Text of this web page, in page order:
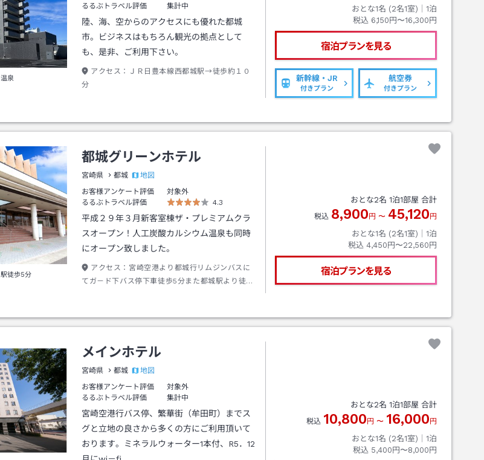
温泉
るるぶトラベル評価
集計中
陸、海、空からのアクセスにも優れた都城
市。ビジネスはもちろん観光の拠点として
も、是非、ご利用下さい。
アクセス：
ＪＲ日豊本線西都城駅→徒歩約１０
分
おとな1名 (2名1室)｜ 1泊
税込 6,150円〜16,300円
宿泊プランを見る
新幹線・JR
付きプラン
航空券
付きプラン
駅徒歩5分
都城グリーンホテル
宮崎県 都城
地図
お客様アンケート評価
対象外
るるぶトラベル評価
4.3
平成２９年３月新客室棟ザ・プレミアムクラ
スオープン！人工炭酸カルシウム温泉も同時
にオープン致しました。
アクセス： 宮崎空港より都城行リムジンバスに
てガ－ド下バス停下車徒歩5分また都城駅より徒歩
おとな2名 1泊1部屋 合計
税込 8,900 円 〜 45,120 円
おとな1名 (2名1室)｜ 1泊
税込 4,450円〜22,560円
宿泊プランを見る
メインホテル
宮崎県 都城
地図
お客様アンケート評価
対象外
るるぶトラベル評価
集計中
宮崎空港行バス停、繁華街（牟田町）までス
グと立地の良さから多くの方にご利用頂いて
おります。ミネラルウォーター1本付、R5．12
おとな2名 1泊1部屋 合計
税込 10,800 円 〜 16,000 円
おとな1名 (2名1室)｜ 1泊
税込 5,400円〜8,000円